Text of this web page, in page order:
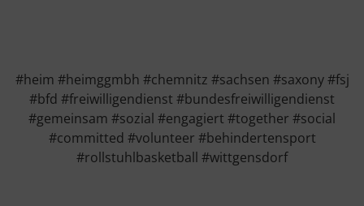
#heim #heimggmbh #chemnitz #sachsen #saxony #fsj
#bfd #freiwilligendienst #bundesfreiwilligendienst
#gemeinsam #sozial #engagiert #together #social
#committed #volunteer #behindertensport
#rollstuhlbasketball #wittgensdorf